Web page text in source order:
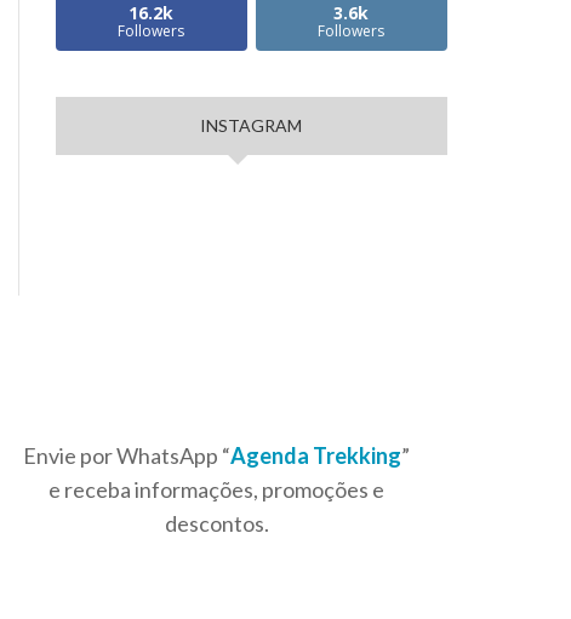
16.2k
Followers
3.6k
Followers
INSTAGRAM
Envie por WhatsApp “Agenda Trekking”
e receba informações, promoções e
descontos.